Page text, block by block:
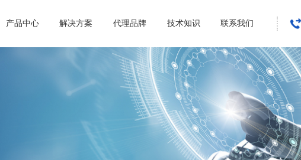
产品中心 解决方案 代理品牌 技术知识 联系我们